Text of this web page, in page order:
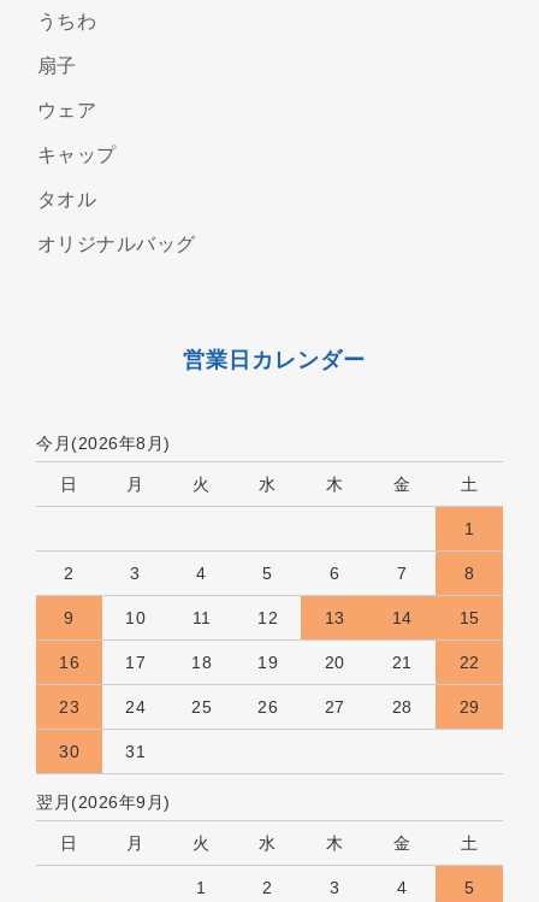
うちわ
扇子
ウェア
キャップ
タオル
オリジナルバッグ
営業日カレンダー
今月(2026年8月)
日 月 火 水 木 金 土
1
2 3 4 5 6 7 8
9 10 11 12 13 14 15
16 17 18 19 20 21 22
23 24 25 26 27 28 29
30 31
翌月(2026年9月)
日 月 火 水 木 金 土
1 2 3 4 5